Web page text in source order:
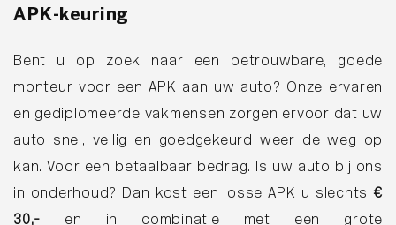
APK-keuring
Bent u op zoek naar een betrouwbare, goede
monteur voor een APK aan uw auto? Onze ervaren
en gediplomeerde vakmensen zorgen ervoor dat uw
auto snel, veilig en goedgekeurd weer de weg op
kan. Voor een betaalbaar bedrag. Is uw auto bij ons
in onderhoud? Dan kost een losse APK u slechts€
30,- en in combinatie met een grote